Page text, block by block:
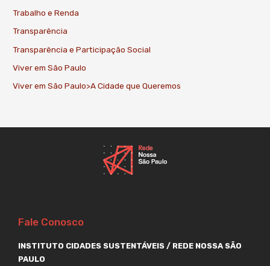
Trabalho e Renda
Transparência
Transparência e Participação Social
Viver em São Paulo
Viver em São Paulo>A Cidade que Queremos
Fale Conosco
INSTITUTO CIDADES SUSTENTÁVEIS / REDE NOSSA SÃO
PAULO